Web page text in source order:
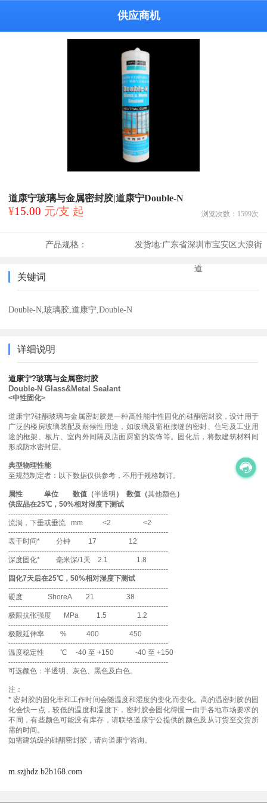
供应商机
道康宁玻璃与金属密封胶|道康宁Double-N
¥15.00 元/支 起 浏览次数： 1599次
产品规格： 发货地:广东省深圳市宝安区大浪街
道
关键词
Double-N,玻璃胶,道康宁,Double-N
详细说明
道康宁?玻璃与金属密封胶
Double-NGlass&Metal Sealant
<中性固化>
道康宁?硅酮玻璃与金属密封胶是一种高性能中性固化的硅酮密封胶，设计用于
广泛的楼房玻璃装配及耐候性用途，如玻璃及窗框接缝的密封、住宅及工业用
途的框架、板片、室内外间隔及店面厨窗的装饰等。固化后，将数建筑材料间
形成防水密封层。
典型物理性能
至规范制定者：以下数据仅供参考，不用于规格制订。
属性 单位 数值（半透明 ） 数值（其他颜色）
供应品在25℃，50%相对湿度下测试
-------------------------------------------------------------------
流淌，下垂或垂流 mm <2 <2
-------------------------------------------------------------------
表干时间* 分钟 17 12
-------------------------------------------------------------------
深度固化* 毫米深/1天 2.1 1.8
-------------------------------------------------------------------
固化7天后在25℃，50%相对湿度下测试
-------------------------------------------------------------------
硬度 ShoreA 21 38
-------------------------------------------------------------------
极限抗张强度 MPa 1.5 1.2
-------------------------------------------------------------------
极限延伸率 % 400 450
-------------------------------------------------------------------
温度稳定性 ℃ -40 至 +150 -40 至 +150
-------------------------------------------------------------------
可选颜色：半透明、灰色、黑色及白色。
注：
* 密封胶的固化率和工作时间会随温度和湿度的变化而变化。高的温密封胶的固
化会快一点，较低的温度和湿度下，密封胶会固化得慢一由于各地市场要求的
不同，有些颜色可能没有库存，请联络道康宁公提供的颜色及从订货至交货所
需的时间。
如需建筑级的硅酮密封胶，请向道康宁咨询。
m.szjhdz.b2b168.com